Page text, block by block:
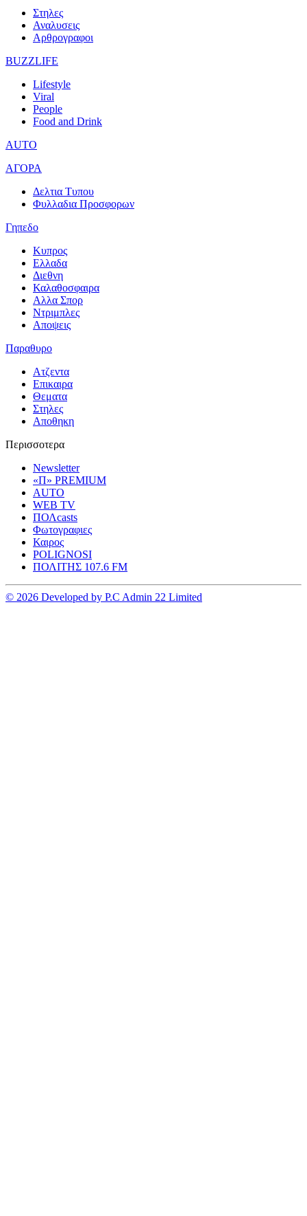
Στηλες
Αναλυσεις
Αρθρογραφοι
BUZZLIFE
Lifestyle
Viral
People
Food and Drink
AUTO
ΑΓΟΡΑ
Δελτια Τυπου
Φυλλαδια Προσφορων
Γηπεδο
Κυπρος
Ελλαδα
Διεθνη
Καλαθοσφαιρα
Αλλα Σπορ
Ντριμπλες
Αποψεις
Παραθυρο
Ατζεντα
Επικαιρα
Θεματα
Στηλες
Αποθηκη
Περισσοτερα
Newsletter
«Π» PREMIUM
AUTO
WEB TV
ΠΟΛcasts
Φωτογραφιες
Καιρος
POLIGNOSI
ΠΟΛΙΤΗΣ 107.6 FM
© 2026 Developed by P.C Admin 22 Limited